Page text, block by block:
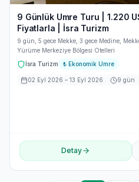
9 Günlük Umre Turu | 1.220
Fiyatlarla | İsra Turizm
9 gün, 5 gece Mekke, 3 gece Medine,
Yürüme Merkeziye Bölgesi Otelleri
İsra Turizm
₺ Ekonomik Umre
02 Eyl 2026 – 13 Eyl 2026 9 gün
Detay